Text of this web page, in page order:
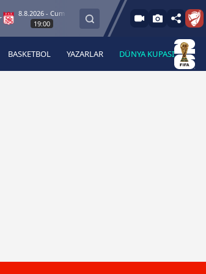
8.8.2026 - Cum
19:00
Esenler Erokspor Hesap.com
A Haber
A Haber Radyo
BASKETBOL YAZARLAR DÜNYA KUPASI